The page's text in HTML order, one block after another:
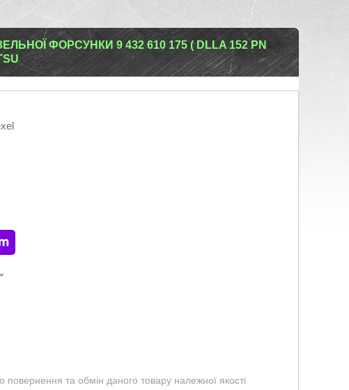
ФОРСУНКИ 9 432 610 175 ( DLLA 152 PN
та обмін даного товару належної якості